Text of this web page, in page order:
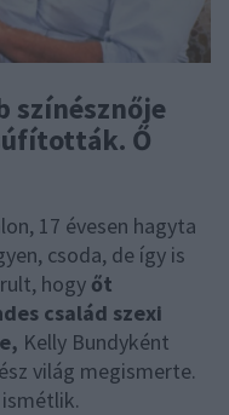
színésznője
Ő
17 évesen hagyta
csoda, de így is
hogy őt
család szexi
Kelly Bundyként
világ megismerte.